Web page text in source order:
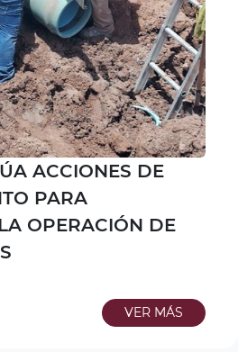
ACCIONES DE
PARA
OPERACIÓN DE
VER MÁS